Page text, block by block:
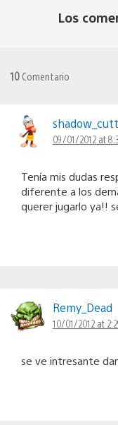
Los
10 Comentario
09/01/2012 at
Tenía mis dudas
diferente a los
querer jugarlo ya!!
Remy_Dead
10/01/2012 at
se ve intresante